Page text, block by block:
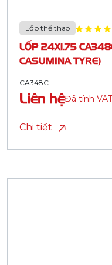
Lốp thể thao
LỐP 24X1.75
CASUMINA TYRE)
CA348C
Liên hệĐã tính VAT
Chi tiết